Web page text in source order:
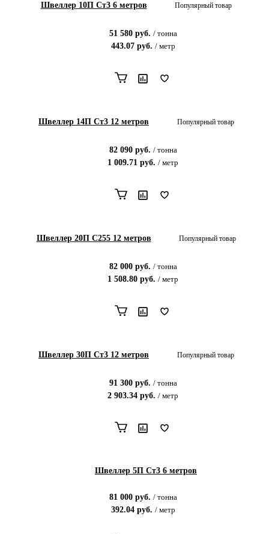
Швеллер 10П Ст3 6 метров Популярный товар
51 580руб. / тонна
443.07руб. / метр
Швеллер 14П Ст3 12 метров Популярный товар
82 090руб. / тонна
1 009.71 руб. / метр
Швеллер 20П С255 12 метров Популярный товар
82 000руб. / тонна
1 508.80 руб. / метр
Швеллер 30П Ст3 12 метров Популярный товар
91 300руб. / тонна
2 903.34 руб. / метр
Швеллер 5П Ст3 6 метров
81 000руб. / тонна
392.04руб. / метр